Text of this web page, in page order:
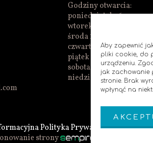
Aby zapewnić
pliki cookie, do
urządzeniu.
jak zachowanie
stronie. Brak
wpłynąć na
Godziny otwarcia:
poniedziałek
wtorek 16:00–01:00
środa 16:00–01:00
czwartek 15:00–01:00
piątek 15:00–02:00
sobota 14:00–02:00
niedziela 14:00–00:00
Polityka Prywatnosci
strony